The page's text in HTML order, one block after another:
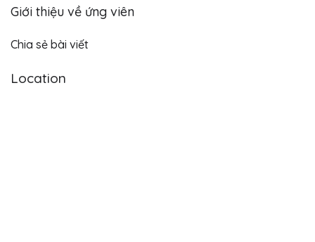
Giới thiệu về ứng viên
Chia sẻ bài viết
Location